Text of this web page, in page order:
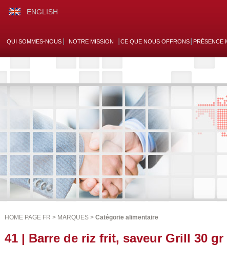
ENGLISH
QUI SOMMES-NOUS NOTRE MISSION CE QUE NOUS OFFRONS PRÉSENCE
HOME PAGE FR > MARQUES > Catégorie alimentaire
41 | Barre de riz frit, saveur Grill 30 gr